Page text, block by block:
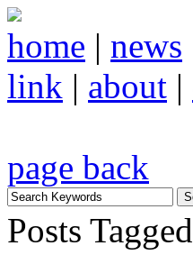
home | news
link | about |
page back
Posts